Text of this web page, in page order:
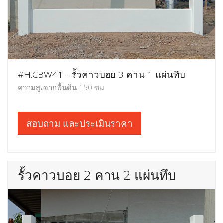
#H.CBW41 - รั้วคาวบอย 3 คาน 1 แผ่นทึบ
ความสูงจากพื้นดิน 150 ซม
สอบถาม และประเมินราคา
รั้วคาวบอย 2 คาน 2 แผ่นทึบ